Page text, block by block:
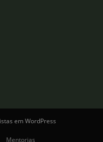
em WordPress
Mentorias